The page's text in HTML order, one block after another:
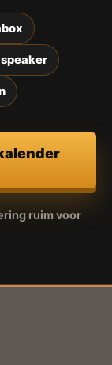
ruim voor